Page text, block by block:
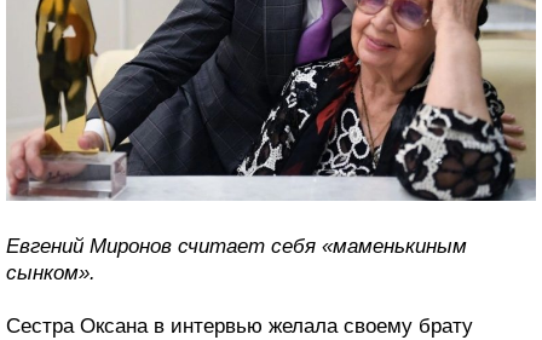
Евгений Миронов считает себя «маменькиным
сынком».
Сестра Оксана в интервью желала своему брату